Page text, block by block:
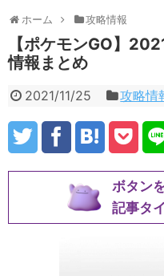
ホーム 攻略情報
【ポケモンGO】
情報まとめ
2021/11/25 攻略情
ボタン
記事タ